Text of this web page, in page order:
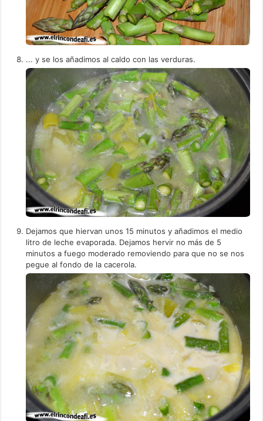
... y se los añadimos al caldo con las verduras.
Dejamos que hiervan unos 15 minutos y añadimos el medio
litro de leche evaporada. Dejamos hervir no más de 5
minutos a fuego moderado removiendo para que no se nos
pegue al fondo de la cacerola.